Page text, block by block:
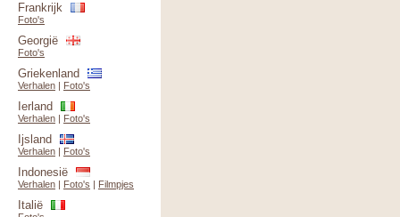
Frankrijk
Foto's
Georgië
Foto's
Griekenland
Verhalen | Foto's
Ierland
Verhalen | Foto's
Ijsland
Verhalen | Foto's
Indonesië
Verhalen | Foto's | Filmpjes
Italië